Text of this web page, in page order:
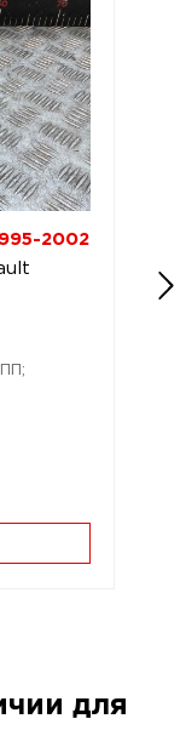
2002
для